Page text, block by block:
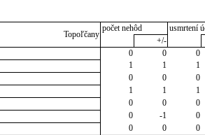
Topoľčany
počet nehôd
usmrtení
+/-
0 0
0
1 1
1
0 0
0
1 1
1
0 0
0
0 -1
0
0 0 0